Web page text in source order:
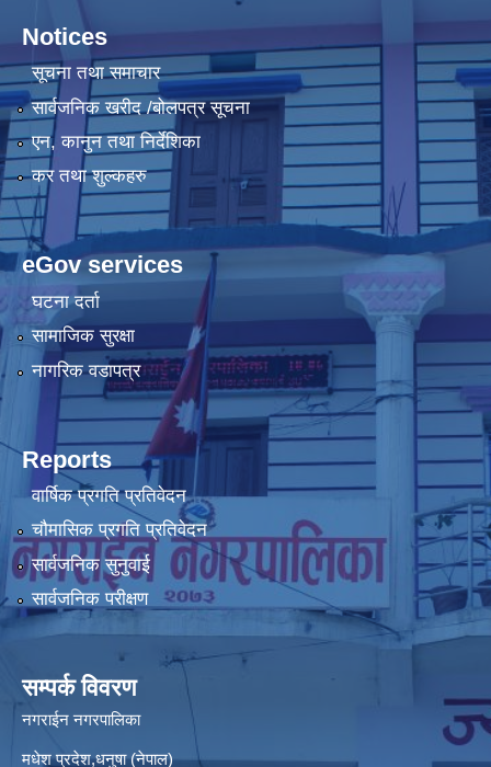
Notices
सूचना तथा समाचार
सार्वजनिक खरीद /बोलपत्र सूचना
एन, कानुन तथा निर्देशिका
कर तथा शुल्कहरु
eGov services
घटना दर्ता
सामाजिक सुरक्षा
नागरिक वडापत्र
Reports
वार्षिक प्रगति प्रतिवेदन
चौमासिक प्रगति प्रतिवेदन
सार्वजनिक सुनुवाई
सार्वजनिक परीक्षण
सम्पर्क विवरण
नगराईन नगरपालिका
मधेश प्रदेश,धनुषा (नेपाल)